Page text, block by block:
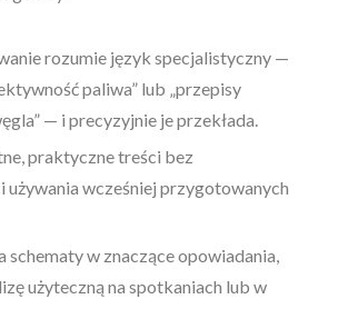
rozumie język specjalistyczny —
paliwa” lub „przepisy
— i precyzyjnie je przekłada.
praktyczne treści bez
używania wcześniej przygotowanych
schematy w znaczące opowiadania,
użyteczną na spotkaniach lub w